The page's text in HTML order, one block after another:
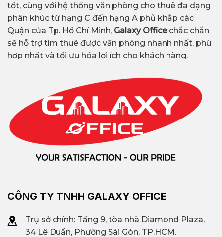
tốt, cùng với hệ thống văn phòng cho thuê đa dạng
phân khúc từ hạng C đến hạng A phủ khắp các
Quận của Tp. Hồ Chí Minh, Galaxy Office chắc chắn
sẽ hỗ trợ tìm thuê được văn phòng nhanh nhất, phù
hợp nhất và tối ưu hóa lợi ích cho khách hàng.
CÔNG TY TNHH GALAXY OFFICE
Trụ sở chính: Tầng 9, tòa nhà Diamond Plaza,
34 Lê Duẩn, Phường Sài Gòn, TP.HCM.